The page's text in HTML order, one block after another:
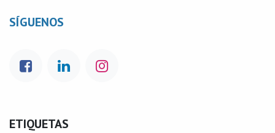
SÍGUENOS
ETIQUETAS